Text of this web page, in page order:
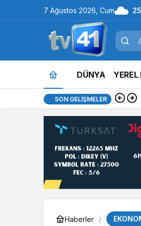
7 Ağustos 2026, Cum
DÜNYA YEREL
SON GELIŞMELER
Haberler